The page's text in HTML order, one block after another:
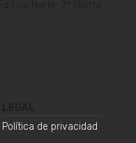
Política de privacidad